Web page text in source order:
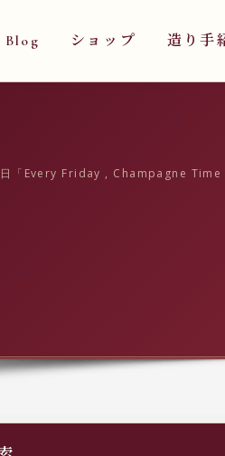
Blog ショップ 造り手
日「Every Friday , Champagne Time